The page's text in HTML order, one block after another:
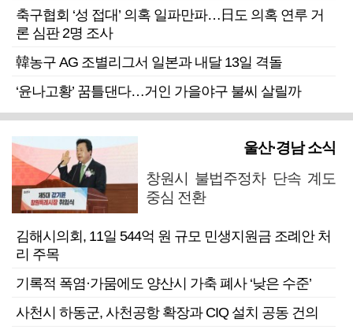
축구협회 ‘성 접대’ 의혹 일파만파…日도 의혹 연루 거
론 심판 2명 조사
韓농구 AG 조별리그서 일본과 내달 13일 격돌
‘윤나고황’ 꿈틀댄다…거인 가을야구 불씨 살릴까
울산·경남 소식
창원시 불법주정차 단속 계도
중심 전환
김해시의회, 11일 544억 원 규모 민생지원금 조례안 처
리 주목
기록적 폭염·가뭄에도 양산시 가축 폐사 ‘낮은 수준’
사천시 하동군, 사천공항 확장과 CIQ 설치 공동 건의